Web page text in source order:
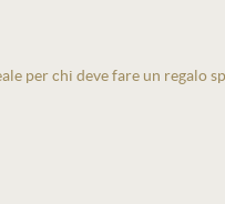
per chi deve fare un regalo